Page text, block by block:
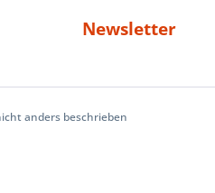
Newsletter
anders beschrieben